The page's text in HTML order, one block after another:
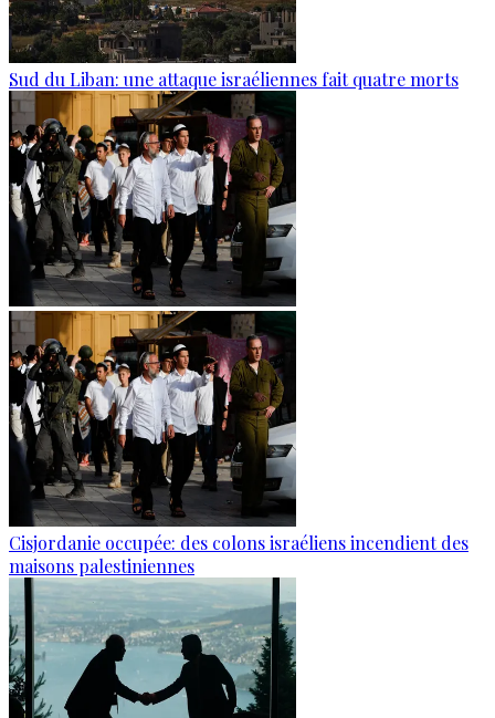
Sud du Liban: une attaque israéliennes fait quatre morts
Cisjordanie occupée: des colons israéliens incendient des
maisons palestiniennes